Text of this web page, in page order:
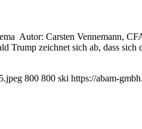
Autor: Carsten Vennemann,
Trump zeichnet sich ab, dass
800 800 ski https://abam-